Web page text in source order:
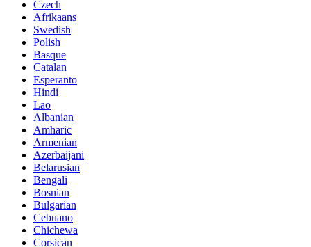
Czech
Afrikaans
Swedish
Polish
Basque
Catalan
Esperanto
Hindi
Lao
Albanian
Amharic
Armenian
Azerbaijani
Belarusian
Bengali
Bosnian
Bulgarian
Cebuano
Chichewa
Corsican